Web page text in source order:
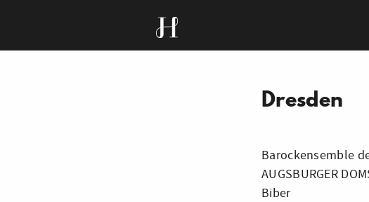
Dresden
Barockensemble
AUGSBURGER
Biber